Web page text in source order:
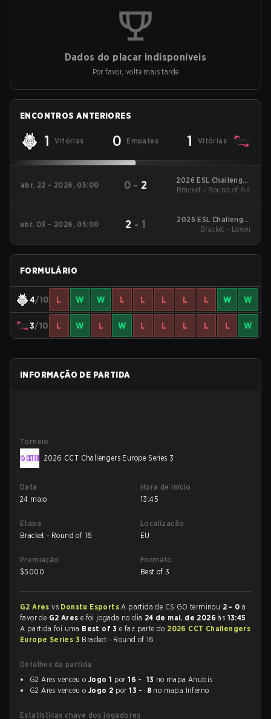
Dados do placar indisponíveis
Por favor, volte mais tarde
ENCONTROS ANTERIORES
1 Vitórias 0 Empates 1 Vitórias
abr. 22 - 2026, 05:00 0 - 2
2026 ESL Challenger
League Season 51:
Bracket - Round of 64
abr. 03 - 2026, 05:00 2 - 1
2026 ESL Challenger
League Season 51:
Bracket - Lower
FORMULÁRIO
4/10 L W W L L L L L W W
3/10 L W L W L L L L L W
INFORMAÇÃO DE PARTIDA
Torneio
2026 CCT Challengers Europe Series 3
Data
24 maio
Hora de início
13:45
Etapa
Bracket - Round of 16
Localização
EU
Premiação
$5000
Formato
Best of 3
G2 Aresvs Donstu EsportsA partida de CS:GO terminou 2 - 0 a
favor de G2 Ares e foi jogada no dia 24 de mai. de 2026às 13:45 .
A partida foi uma Best of 3e faz parte do 2026 CCT Challengers
Europe Series 3 Bracket - Round of 16.
Detalhes da partida
G2 Ares venceu o Jogo 1 por16 - 13 no mapa Anubis
G2 Ares venceu o Jogo 2 por13 - 8 no mapa Inferno
Estatísticas chave dos jogadores